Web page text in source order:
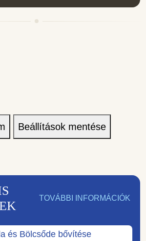
Beállítások mentése
TOVÁBBI INFORMÁCIÓK
és Bölcsőde bővítése